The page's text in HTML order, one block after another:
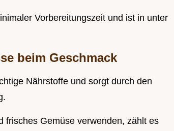
Vorbereitungszeit und ist in unter
beim Geschmack
Nährstoffe und sorgt durch den
frisches Gemüse verwenden, zählt es